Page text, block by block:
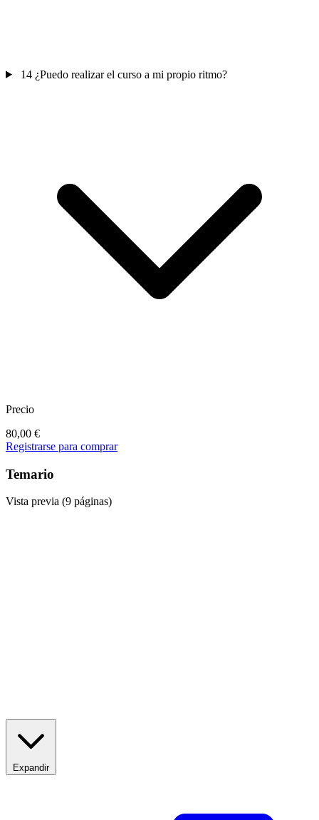
14 ¿Puedo realizar el curso a mi propio ritmo?
Precio
80,00 €
Registrarse para comprar
Temario
Vista previa (9 páginas)
Expandir